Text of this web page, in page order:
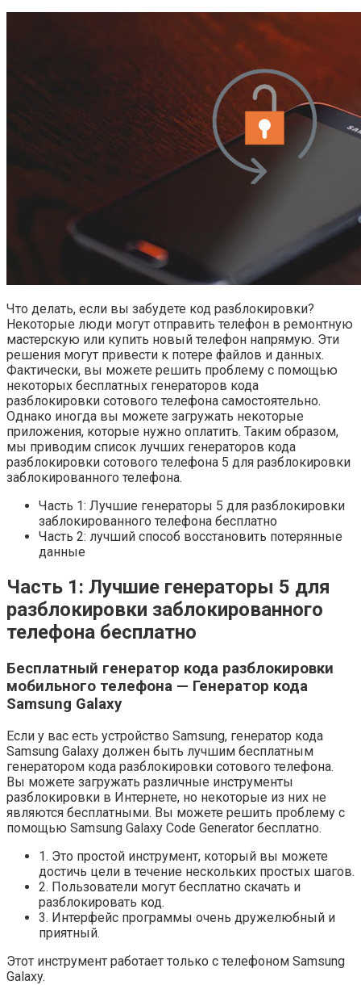
Что делать, если вы забудете код разблокировки?
Некоторые люди могут отправить телефон в ремонтную
мастерскую или купить новый телефон напрямую. Эти
решения могут привести к потере файлов и данных.
Фактически, вы можете решить проблему с помощью
некоторых бесплатных генераторов кода
разблокировки сотового телефона самостоятельно.
Однако иногда вы можете загружать некоторые
приложения, которые нужно оплатить. Таким образом,
мы приводим список лучших генераторов кода
разблокировки сотового телефона 5 для разблокировки
заблокированного телефона.
Часть 1: Лучшие генераторы 5 для разблокировки
заблокированного телефона бесплатно
Часть 2: лучший способ восстановить потерянные
данные
Часть 1: Лучшие генераторы 5 для
разблокировки заблокированного
телефона бесплатно
Бесплатный генератор кода разблокировки
мобильного телефона — Генератор кода
Samsung Galaxy
Если у вас есть устройство Samsung, генератор кода
Samsung Galaxy должен быть лучшим бесплатным
генератором кода разблокировки сотового телефона.
Вы можете загружать различные инструменты
разблокировки в Интернете, но некоторые из них не
являются бесплатными. Вы можете решить проблему с
помощью Samsung Galaxy Code Generator бесплатно.
1. Это простой инструмент, который вы можете
достичь цели в течение нескольких простых шагов.
2. Пользователи могут бесплатно скачать и
разблокировать код.
3. Интерфейс программы очень дружелюбный и
приятный.
Этот инструмент работает только с телефоном Samsung
Galaxy.